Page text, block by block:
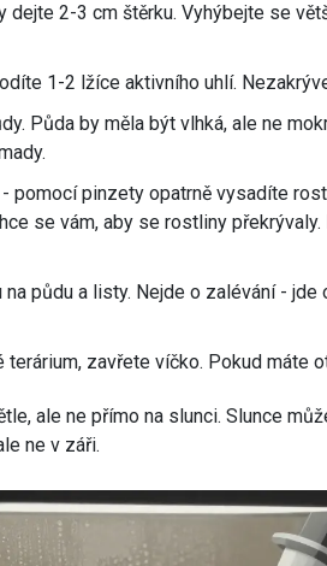
dejte 2-3 cm štěrku. Vyhýbejte se
1-2 lžíce aktivního uhlí.
Půda by měla být vlhká, ale ne
- pomocí pinzety opatrně vysadíte
se vám, aby se rostliny překrývaly.
půdu a listy. Nejde o zalévání -
terárium, zavřete víčko. Pokud máte
ale ne přímo na slunci. Slunce
ne v záři.